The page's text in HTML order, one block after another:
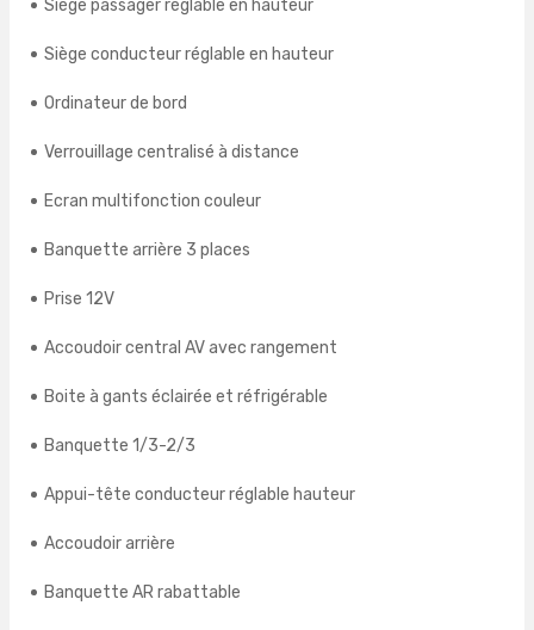
Siège passager réglable en hauteur
Siège conducteur réglable en hauteur
Ordinateur de bord
Verrouillage centralisé à distance
Ecran multifonction couleur
Banquette arrière 3 places
Prise 12V
Accoudoir central AV avec rangement
Boite à gants éclairée et réfrigérable
Banquette 1/3-2/3
Appui-tête conducteur réglable hauteur
Accoudoir arrière
Banquette AR rabattable